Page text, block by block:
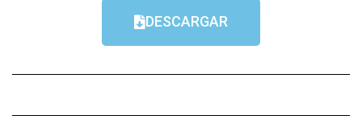
DESCARGAR